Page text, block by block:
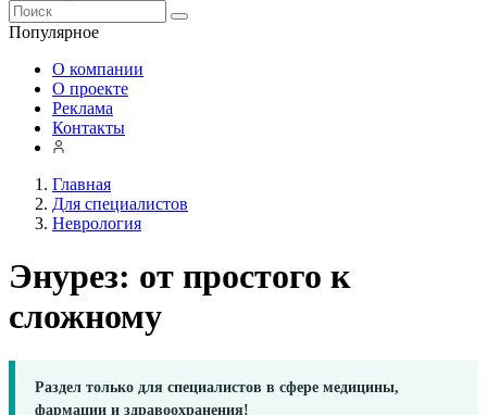
Популярное
О компании
О проекте
Реклама
Контакты
Главная
Для специалистов
Неврология
Энурез: от простого к
сложному
Раздел только для специалистов в сфере медицины,
фармации и здравоохранения!